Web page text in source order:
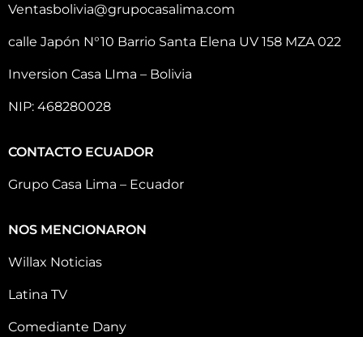
Ventasbolivia@grupocasalima.com
calle Japón N°10 Barrio Santa Elena UV 158 MZA 022
Inversion Casa LIma – Bolivia
NIP: 468280028
CONTACTO ECUADOR
Grupo Casa Lima – Ecuador
NOS MENCIONARON
Willax Noticias
Latina TV
Comediante Dany